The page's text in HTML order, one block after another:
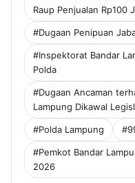
Raup Penjualan Rp100
#Dugaan Penipuan
#Inspektorat Bandar
Polda
#Dugaan Ancaman
Lampung Dikawal
#Polda Lampung
#Pemkot Bandar
2026